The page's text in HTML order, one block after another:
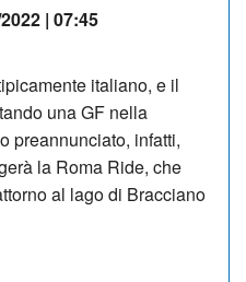
| 07:45
italiano, e il
una GF nella
preannunciato, infatti,
la Roma Ride, che
al lago di Bracciano